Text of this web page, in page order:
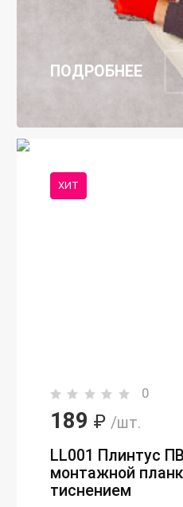
ХИТ
0
189 ₽ /шт.
LL001 Плинтус
монтажной
тиснением
ПОДРОБНЕЕ